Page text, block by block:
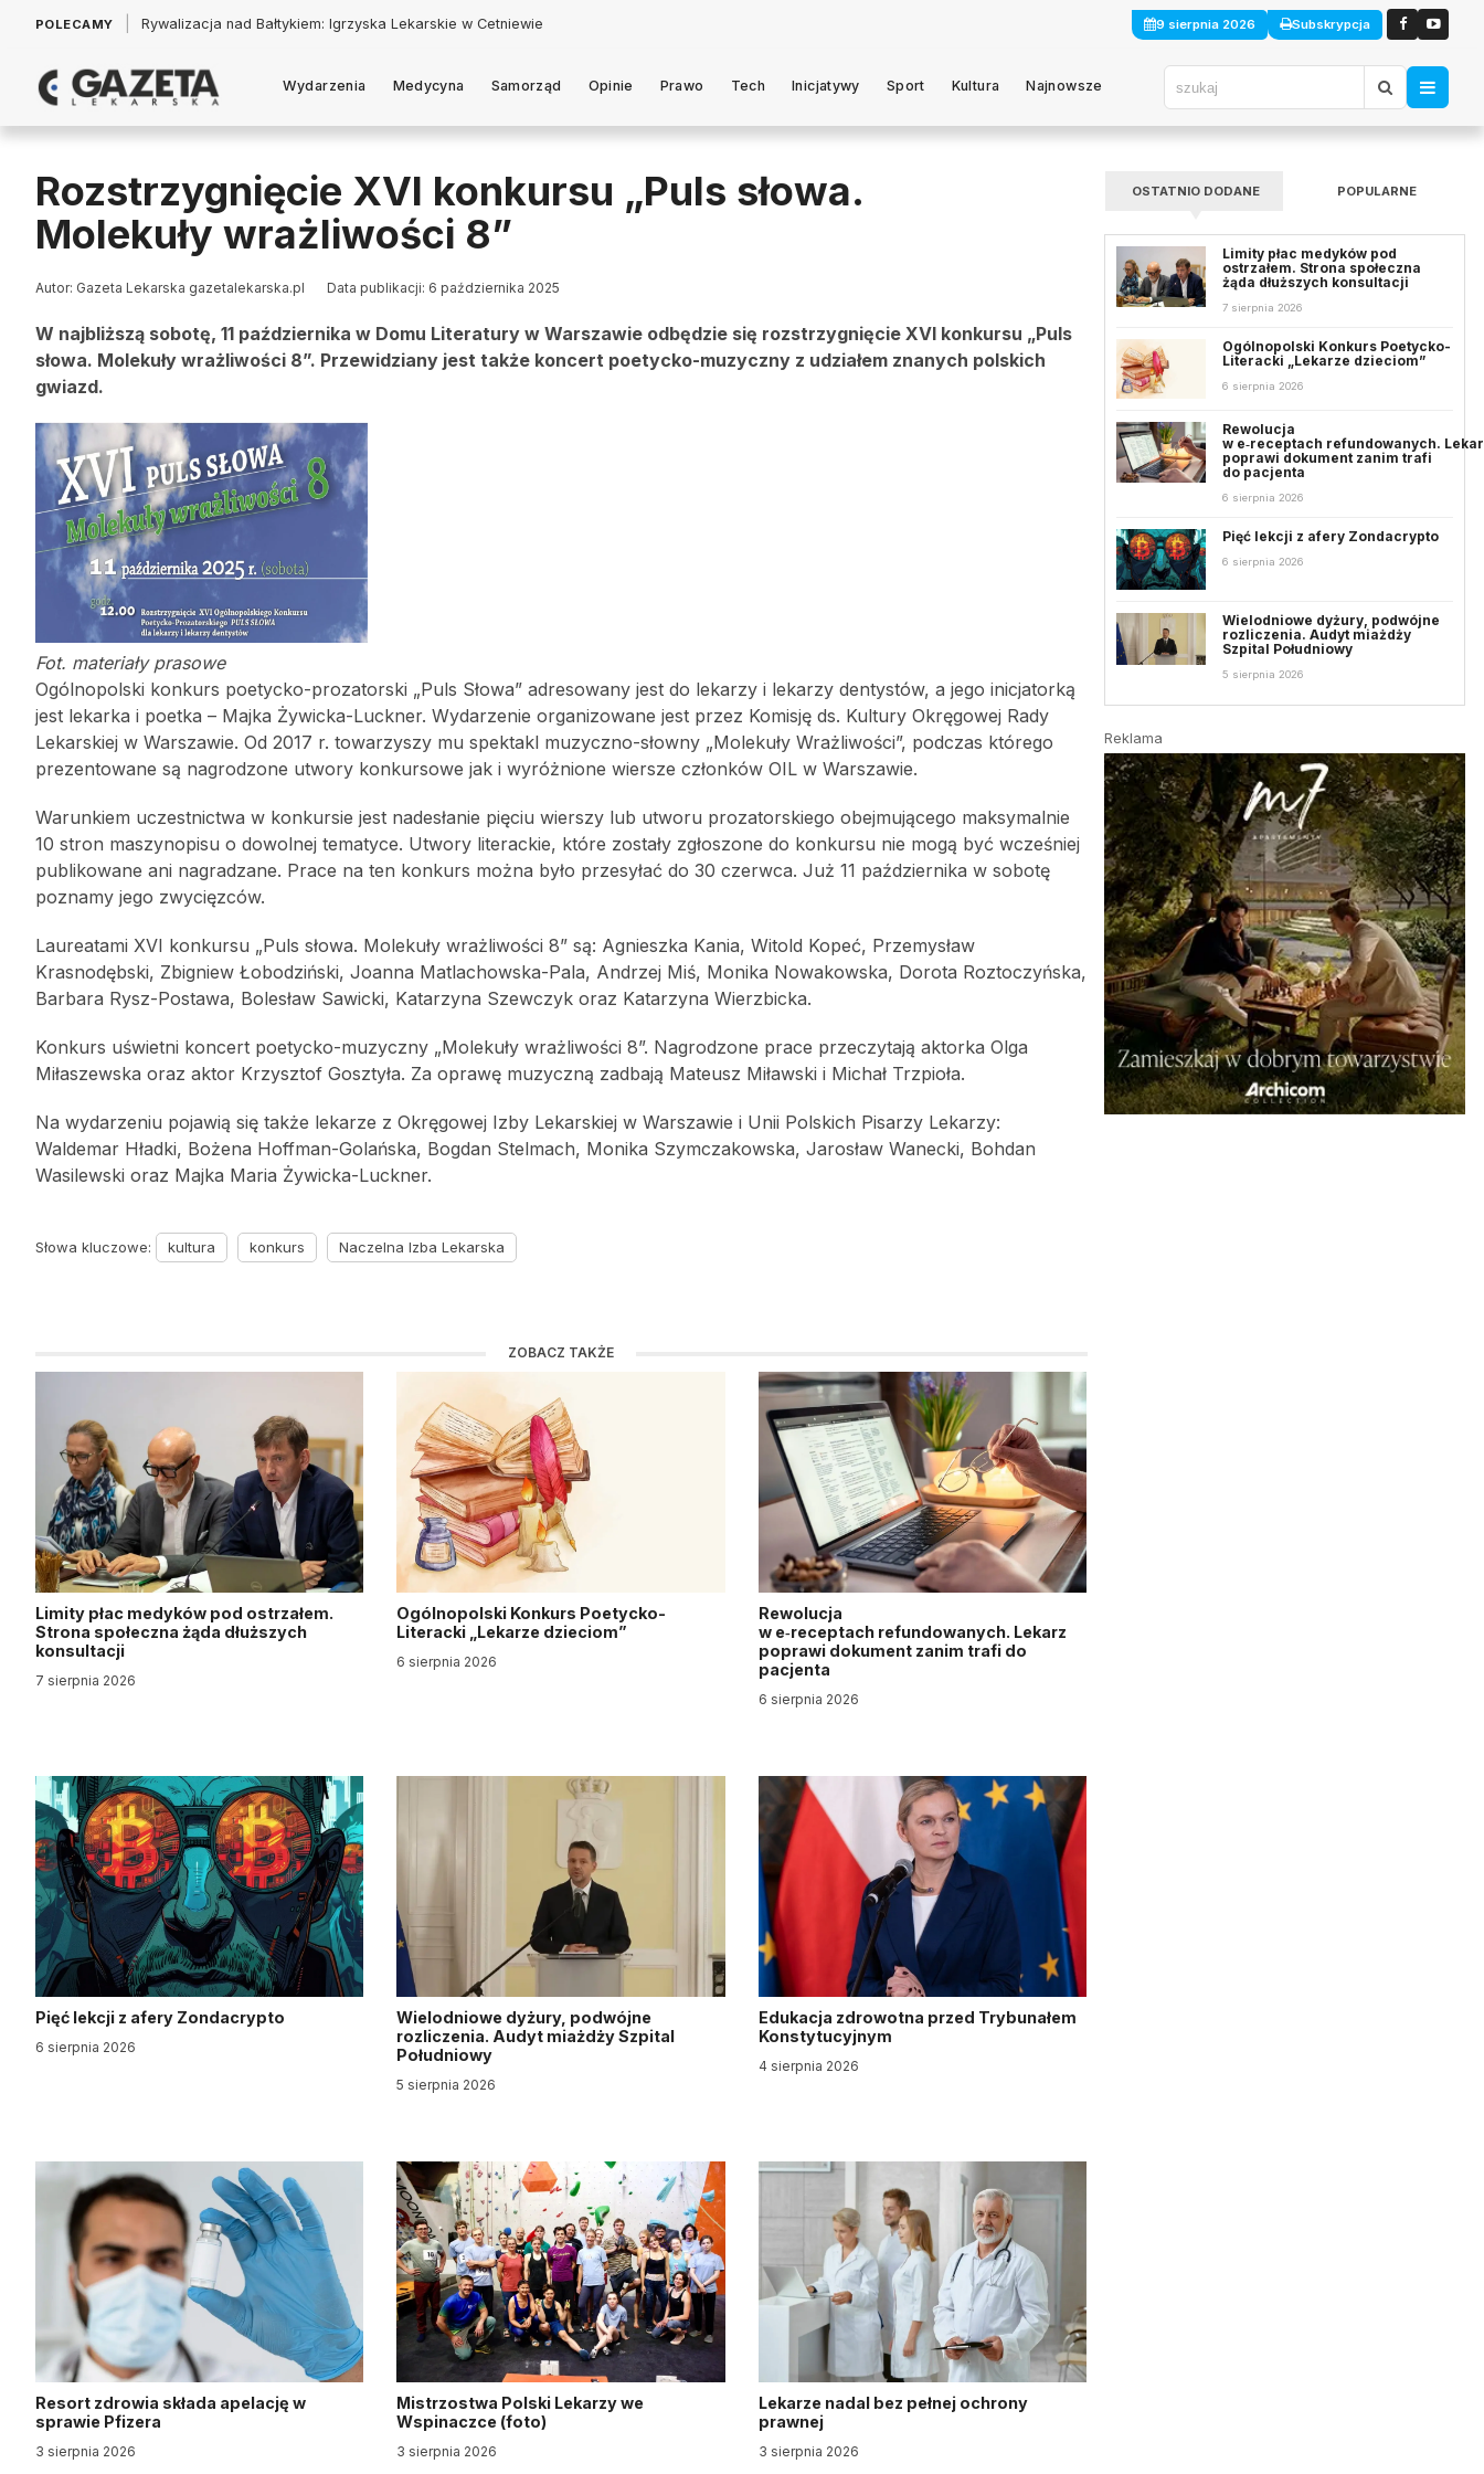
POLECAMY Łukasz Jankowski: Politycy w pogoni za króliczkiem 9 sierpnia 2026 Subskrypcja
Wydarzenia Medycyna Samorząd Opinie Prawo Tech Inicjatywy Sport Kultura Najnowsze
Rozstrzygnięcie XVI konkursu „Puls słowa.
Molekuły wrażliwości 8”
Autor: Gazeta Lekarska gazetalekarska.pl Data publikacji: 6 października 2025
W najbliższą sobotę, 11 października w Domu Literatury w Warszawie odbędzie się rozstrzygnięcie XVI konkursu „Puls
słowa. Molekuły wrażliwości 8”. Przewidziany jest także koncert poetycko-muzyczny z udziałem znanych polskich
gwiazd.
Fot. materiały prasowe
Ogólnopolski konkurs poetycko-prozatorski „Puls Słowa” adresowany jest do lekarzy i lekarzy dentystów, a jego inicjatorką
jest lekarka i poetka – Majka Żywicka-Luckner. Wydarzenie organizowane jest przez Komisję ds. Kultury Okręgowej Rady
Lekarskiej w Warszawie. Od 2017 r. towarzyszy mu spektakl muzyczno-słowny „Molekuły Wrażliwości”, podczas którego
prezentowane są nagrodzone utwory konkursowe jak i wyróżnione wiersze członków OIL w Warszawie.
Warunkiem uczestnictwa w konkursie jest nadesłanie pięciu wierszy lub utworu prozatorskiego obejmującego maksymalnie
10 stron maszynopisu o dowolnej tematyce. Utwory literackie, które zostały zgłoszone do konkursu nie mogą być wcześniej
publikowane ani nagradzane. Prace na ten konkurs można było przesyłać do 30 czerwca. Już 11 października w sobotę
poznamy jego zwycięzców.
Laureatami XVI konkursu „Puls słowa. Molekuły wrażliwości 8” są: Agnieszka Kania, Witold Kopeć, Przemysław
Krasnodębski, Zbigniew Łobodziński, Joanna Matlachowska-Pala, Andrzej Miś, Monika Nowakowska, Dorota Roztoczyńska,
Barbara Rysz-Postawa, Bolesław Sawicki, Katarzyna Szewczyk oraz Katarzyna Wierzbicka.
Konkurs uświetni koncert poetycko-muzyczny „Molekuły wrażliwości 8”. Nagrodzone prace przeczytają aktorka Olga
Miłaszewska oraz aktor Krzysztof Gosztyła. Za oprawę muzyczną zadbają Mateusz Miławski i Michał Trzpioła.
Na wydarzeniu pojawią się także lekarze z Okręgowej Izby Lekarskiej w Warszawie i Unii Polskich Pisarzy Lekarzy:
Waldemar Hładki, Bożena Hoffman-Golańska, Bogdan Stelmach, Monika Szymczakowska, Jarosław Wanecki, Bohdan
Wasilewski oraz Majka Maria Żywicka-Luckner.
Słowa kluczowe: kultura konkurs Naczelna Izba Lekarska
ZOBACZ TAKŻE
Limity płac medyków pod ostrzałem.
Strona społeczna żąda dłuższych
konsultacji
7 sierpnia 2026
Ogólnopolski Konkurs Poetycko-
Literacki „Lekarze dzieciom”
6 sierpnia 2026
Rewolucja
w e‑receptach refundowanych. Lekarz
poprawi dokument zanim trafi do
pacjenta
6 sierpnia 2026
Pięć lekcji z afery Zondacrypto
6 sierpnia 2026
Wielodniowe dyżury, podwójne
rozliczenia. Audyt miażdży Szpital
Południowy
5 sierpnia 2026
Edukacja zdrowotna przed Trybunałem
Konstytucyjnym
4 sierpnia 2026
Resort zdrowia składa apelację w
sprawie Pfizera
3 sierpnia 2026
Mistrzostwa Polski Lekarzy we
Wspinaczce (foto)
3 sierpnia 2026
Lekarze nadal bez pełnej ochrony
prawnej
3 sierpnia 2026
OSTATNIO DODANE POPULARNE
Limity płac medyków pod
ostrzałem. Strona społeczna
żąda dłuższych konsultacji
7 sierpnia 2026
Ogólnopolski Konkurs Poetycko-
Literacki „Lekarze dzieciom”
6 sierpnia 2026
Rewolucja
w e‑receptach refundowanych.
poprawi dokument zanim trafi
do pacjenta
6 sierpnia 2026
Pięć lekcji z afery Zondacrypto
6 sierpnia 2026
Wielodniowe dyżury, podwójne
rozliczenia. Audyt miażdży
Szpital Południowy
5 sierpnia 2026
Reklama